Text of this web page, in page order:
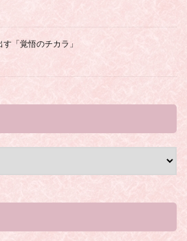
「覚悟のチカラ」